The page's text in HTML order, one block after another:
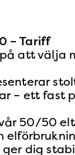
– Tariff
att välja
– ett fast
50/50
dig